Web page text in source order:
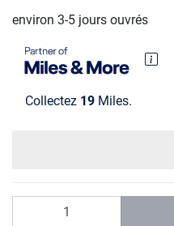
environ 3-5 jours ouvrés
Collectez 19 Miles.